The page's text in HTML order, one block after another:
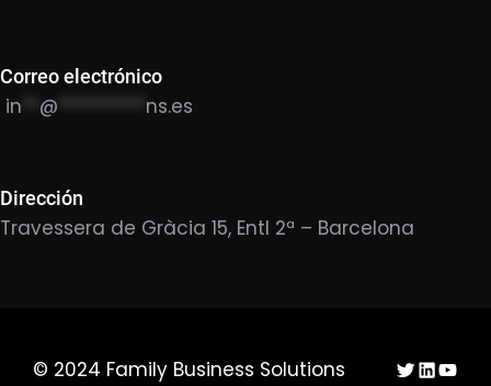
Correo electrónico
in @ ********** ns.es
Dirección
Travessera de Gràcia 15, Entl 2ª – Barcelona
© 2024 Family Business Solutions Twitter
LinkedIn